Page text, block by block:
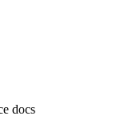
docs